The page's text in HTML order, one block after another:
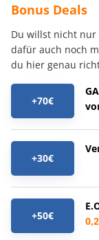
Bonus Deals
Du willst nicht nur
dafür auch noch
du hier genau
+70€
+30€
+50€